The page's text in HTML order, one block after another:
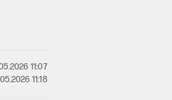
11:07
11:18